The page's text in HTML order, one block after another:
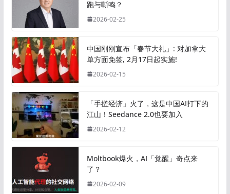
跑与嘶鸣？
2026-02-25
中国刚刚宣布「春节大礼」: 对加拿大
单方面免签, 2月17日起实施!
2026-02-15
「手搓经济」火了，这是中国AI打下的
江山！Seedance 2.0也要加入
2026-02-12
Moltbook爆火，AI「觉醒」奇点来
了？
2026-02-09